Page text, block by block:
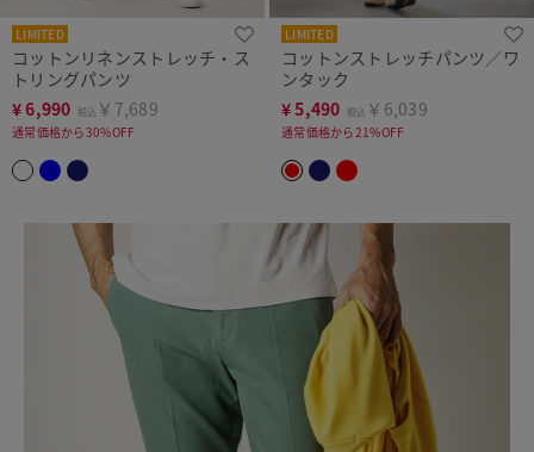
LIMITED
コットンリネンストレッチ・ス
トリングパンツ
¥6,990 税込 ￥7,689
通常価格から30%OFF
LIMITED
コットンストレッチパンツ／ワ
ンタック
¥5,490 税込 ￥6,039
通常価格から21%OFF